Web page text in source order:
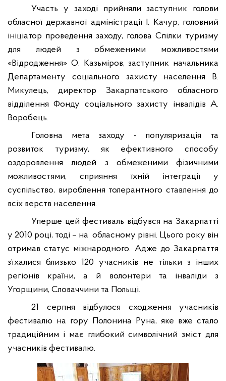
Участь у заході прийняли заступник голови
обласної державної адміністрації І. Качур, головний
ініціатор проведення заходу, голова Спілки туризму
для людей з обмеженими можливостями
«Відродження» О. Казьміров, заступник начальника
Департаменту соціального захисту населення В.
Микулець, директор Закарпатського обласного
відділення Фонду соціального захисту інвалідів А.
Воробець.
Головна мета заходу - популяризація та
розвиток туризму, як ефективного способу
оздоровлення людей з обмеженими фізичними
можливостями, сприяння їхній інтеграції у
суспільство, вироблення толерантного ставлення до
всіх верств населення.
Уперше цей фестиваль відбувся на Закарпатті
у 2010 році, тоді – на обласному рівні. Цього року він
отримав статус міжнародного. Адже до Закарпаття
з’їхалися близько 120 учасників не тільки з інших
регіонів країни, а й волонтери та інваліди з
Угорщини, Словаччини та Польщі.
21 серпня відбулося сходження учасників
фестивалю на гору Полонина Руна, яке вже стало
традиційним і має глибокий символічний зміст для
учасників фестивалю.